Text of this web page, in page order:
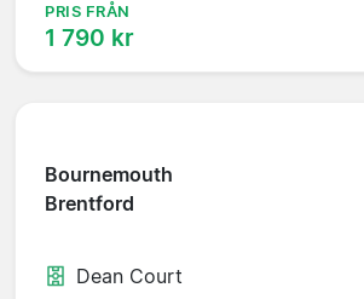
PRIS FRÅN
1 790 kr
Bournemouth
Brentford
Dean Court